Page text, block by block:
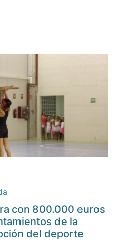
con 800.000 euros
de la
del deporte